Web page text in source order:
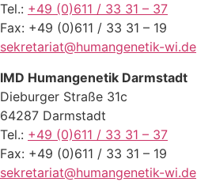
Tel.: +49 (0)611 / 33 31 – 37
Fax: +49 (0)611 / 33 31 – 19
sekretariat@humangenetik-wi.de
IMD Humangenetik Darmstadt
Dieburger Straße 31c
64287 Darmstadt
Tel.: +49 (0)611 / 33 31 – 37
Fax: +49 (0)611 / 33 31 – 19
sekretariat@humangenetik-wi.de